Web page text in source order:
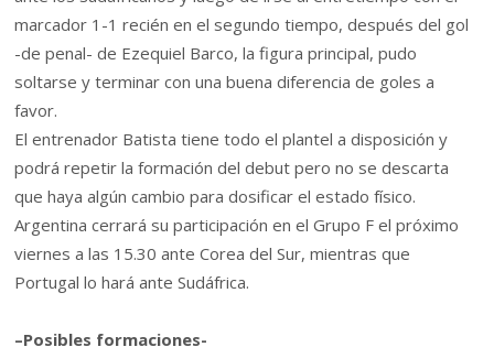
marcador 1-1 recién en el segundo tiempo, después del gol
-de penal- de Ezequiel Barco, la figura principal, pudo
soltarse y terminar con una buena diferencia de goles a
favor.
El entrenador Batista tiene todo el plantel a disposición y
podrá repetir la formación del debut pero no se descarta
que haya algún cambio para dosificar el estado físico.
Argentina cerrará su participación en el Grupo F el próximo
viernes a las 15.30 ante Corea del Sur, mientras que
Portugal lo hará ante Sudáfrica.
–Posibles formaciones-